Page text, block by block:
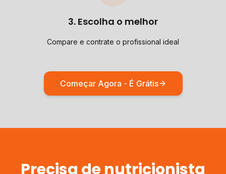
3. Escolha o melhor
Compare e contrate o profissional ideal
Começar Agora - É Grátis
Precisa denutricionista